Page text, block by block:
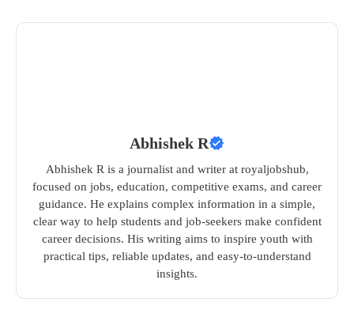
Abhishek R
Abhishek R is a journalist and writer at royaljobshub,
focused on jobs, education, competitive exams, and career
guidance. He explains complex information in a simple,
clear way to help students and job-seekers make confident
career decisions. His writing aims to inspire youth with
practical tips, reliable updates, and easy-to-understand
insights.